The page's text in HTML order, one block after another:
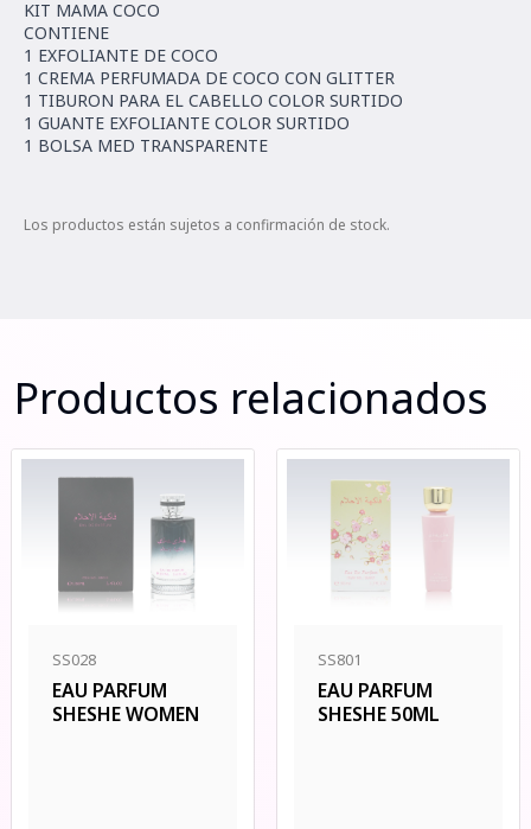
KIT MAMA COCO
CONTIENE
1 EXFOLIANTE DE COCO
1 CREMA PERFUMADA DE COCO CON GLITTER
1 TIBURON PARA EL CABELLO COLOR SURTIDO
1 GUANTE EXFOLIANTE COLOR SURTIDO
1 BOLSA MED TRANSPARENTE
Los productos están sujetos a confirmación de stock.
Productos relacionados
SS028
EAU PARFUM
SHESHE WOMEN
SS801
EAU PARFUM
SHESHE 50ML